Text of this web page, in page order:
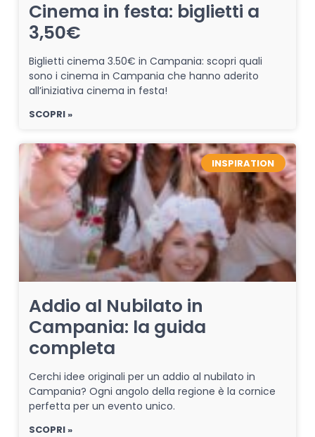
Cinema in festa: biglietti a
3,50€
Biglietti cinema 3.50€ in Campania: scopri quali
sono i cinema in Campania che hanno aderito
all’iniziativa cinema in festa!
SCOPRI »
INSPIRATION
Addio al Nubilato in
Campania: la guida
completa
Cerchi idee originali per un addio al nubilato in
Campania? Ogni angolo della regione è la cornice
perfetta per un evento unico.
SCOPRI »